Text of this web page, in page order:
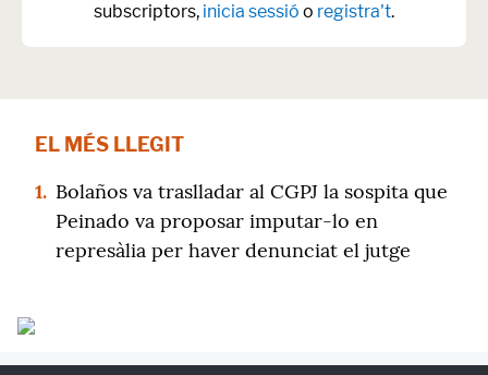
subscriptors, inicia sessió o registra't.
EL MÉS LLEGIT
1. Bolaños va traslladar al CGPJ la sospita que
Peinado va proposar imputar-lo en
represàlia per haver denunciat el jutge